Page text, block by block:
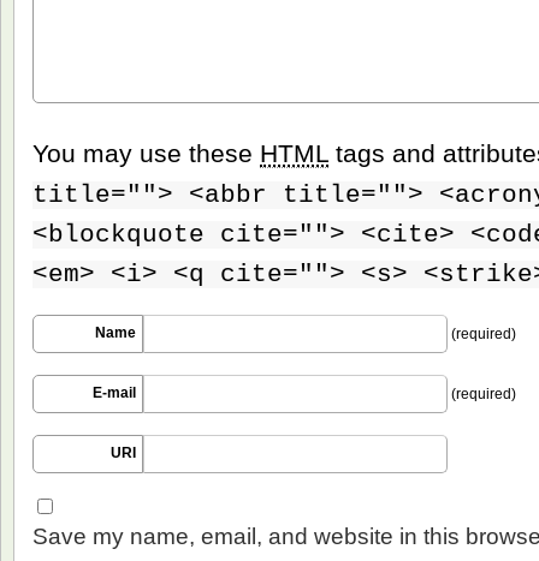
You may use these HTML tags and
title=""> <abbr title="">
<blockquote cite=""> <cite>
<em> <i> <q cite=""> <s>
Name (required)
E-mail (required)
URI
Save my name, email, and website in this